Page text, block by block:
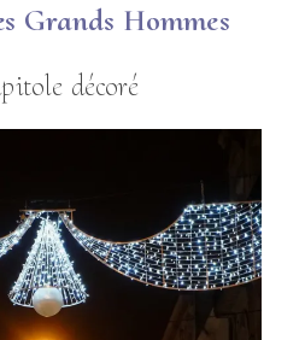
Grands Hommes
décoré